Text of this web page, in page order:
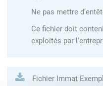
Ne pas mettre
Ce fichier doit
exploités par
Fichier Immat